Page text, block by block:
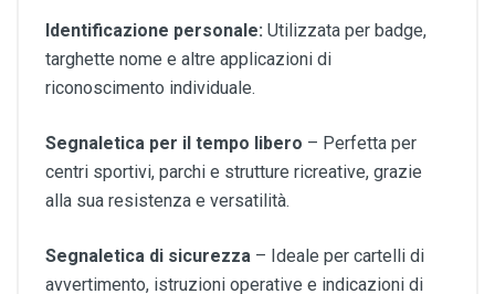
Identificazione personale: Utilizzata per badge,
targhette nome e altre applicazioni di
riconoscimento individuale.
Segnaletica per il tempo libero – Perfetta per
centri sportivi, parchi e strutture ricreative, grazie
alla sua resistenza e versatilità.
Segnaletica di sicurezza – Ideale per cartelli di
avvertimento, istruzioni operative e indicazioni di